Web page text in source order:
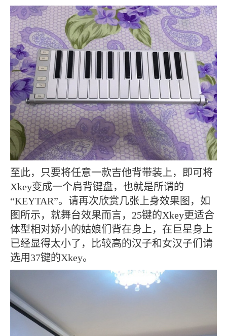
至此，只要将任意一款吉他背带装上，即可将
Xkey变成一个肩背键盘，也就是所谓的
“KEYTAR”。请再次欣赏几张上身效果图，如
图所示，就舞台效果而言，25键的Xkey更适合
体型相对娇小的姑娘们背在身上，在巨星身上
已经显得太小了，比较高的汉子和女汉子们请
选用37键的Xkey。